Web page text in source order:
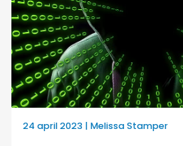
24 april 2023 | Melissa Stamper